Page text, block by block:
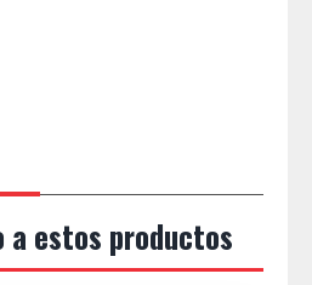
a estos productos